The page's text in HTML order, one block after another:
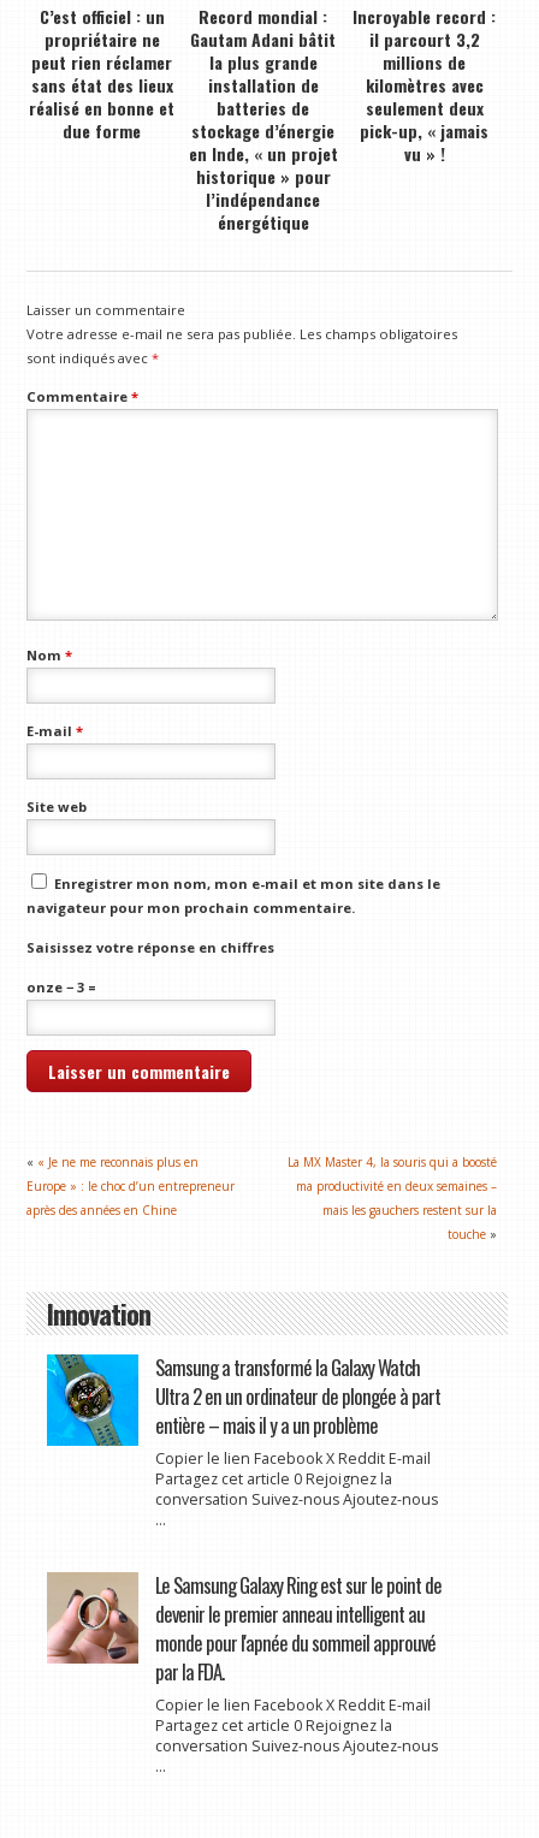
C’est officiel : un
propriétaire ne
peut rien réclamer
sans état des lieux
réalisé en bonne et
due forme
Record mondial :
Gautam Adani bâtit
la plus grande
installation de
batteries de
stockage d’énergie
en Inde, « un projet
historique » pour
l’indépendance
énergétique
Incroyable record :
il parcourt 3,2
millions de
kilomètres avec
seulement deux
pick-up, « jamais
vu » !
Laisser un commentaire
Votre adresse e-mail ne sera pas publiée. Les champs obligatoires
sont indiqués avec*
Commentaire*
Nom*
E-mail*
Site web
Enregistrer mon nom, mon e-mail et mon site dans le
navigateur pour mon prochain commentaire.
Saisissez votre réponse en chiffres
onze − 3 =
« « Je ne me reconnais plus en
Europe » : le choc d’un entrepreneur
après des années en Chine
La MX Master 4, la souris qui a boosté
ma productivité en deux semaines –
mais les gauchers restent sur la
touche »
Innovation
Samsung a transformé la Galaxy Watch
Ultra 2 en un ordinateur de plongée à part
entière – mais il y a un problème
Copier le lien Facebook X Reddit E-mail
Partagez cet article 0 Rejoignez la
conversation Suivez-nous Ajoutez-nous
...
Le Samsung Galaxy Ring est sur le point de
devenir le premier anneau intelligent au
monde pour l'apnée du sommeil approuvé
par la FDA.
Copier le lien Facebook X Reddit E-mail
Partagez cet article 0 Rejoignez la
conversation Suivez-nous Ajoutez-nous
...